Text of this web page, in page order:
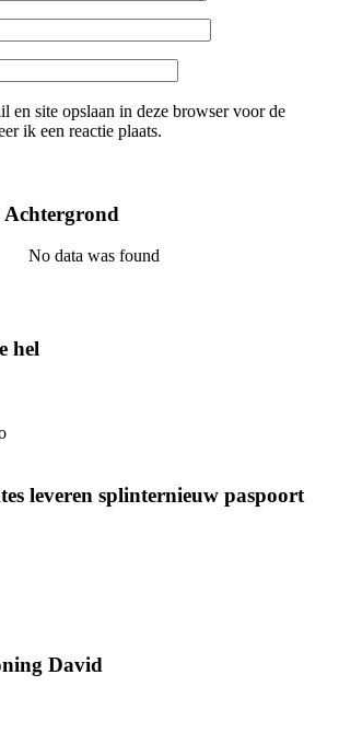
en site opslaan in deze browser voor de
ik een reactie plaats.
Achtergrond
No data was found
hel
leveren splinternieuw paspoort
David